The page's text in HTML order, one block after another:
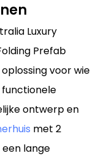
Luxury
Prefab
voor wie
functionele
ontwerp en
met 2
lange